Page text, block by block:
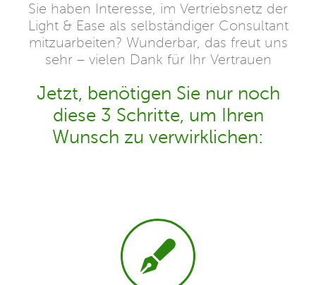
Sie haben Interesse, im Vertriebsnetz der
Light & Ease als selbständiger Consultant
mitzuarbeiten? Wunderbar, das freut uns
sehr – vielen Dank für Ihr Vertrauen
Jetzt, benötigen Sie nur noch
diese 3 Schritte, um Ihren
Wunsch zu verwirklichen: